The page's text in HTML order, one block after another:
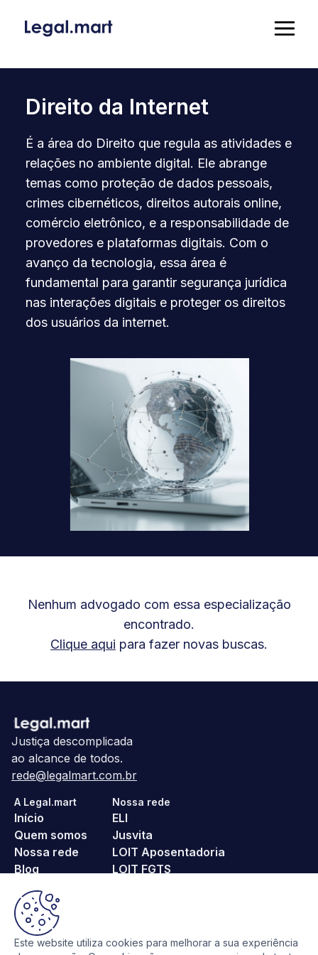
Direito da Internet
É a área do Direito que regula as atividades e
relações no ambiente digital. Ele abrange
temas como proteção de dados pessoais,
crimes cibernéticos, direitos autorais online,
comércio eletrônico, e a responsabilidade de
provedores e plataformas digitais. Com o
avanço da tecnologia, essa área é
fundamental para garantir segurança jurídica
nas interações digitais e proteger os direitos
dos usuários da internet.
Nenhum advogado com essa especialização
encontrado.
Clique aqui para fazer novas buscas.
Justiça descomplicada
ao alcance de todos.
rede@legalmart.com.br
A Legal.mart
Início
Quem somos
Nossa rede
Blog
Nossa rede
ELI
Jusvita
LOIT Aposentadoria
LOIT FGTS
SeuProcesso
Este website utiliza cookies para melhorar a sua experiência